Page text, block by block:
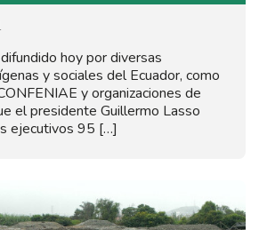
hoy por diversas
y sociales del Ecuador, como
y organizaciones de
el presidente Guillermo Lasso
ejecutivos 95 […]